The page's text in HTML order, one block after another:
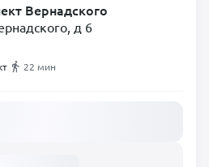
Вернадского
д 6
22 мин